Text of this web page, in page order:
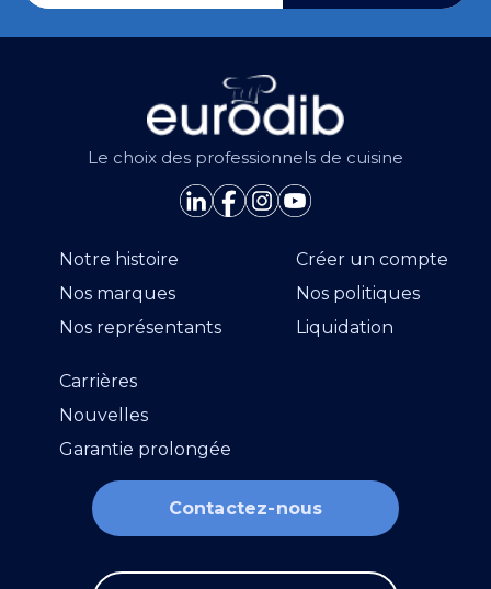
Le choix des professionnels de cuisine
Notre histoire
Nos marques
Nos représentants
Créer un compte
Nos politiques
Liquidation
Carrières
Nouvelles
Garantie prolongée
Contactez-nous